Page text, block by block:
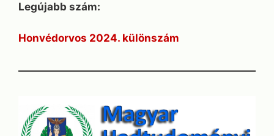
Legújabb szám:
Honvédorvos 2024. különszám